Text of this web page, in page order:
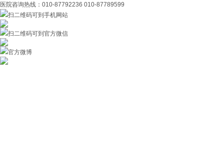
医院咨询热线：010-87792236 010-87789599
扫二维码可到手机网站
扫二维码可到官方微信
官方微博